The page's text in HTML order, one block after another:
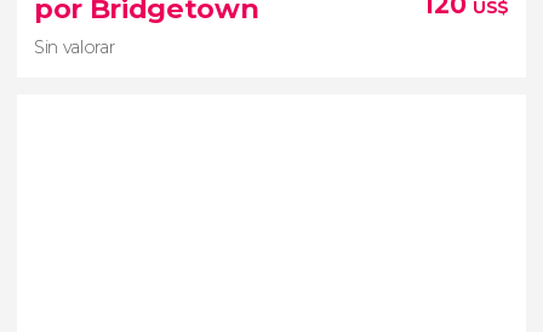
ciudad
Humanidad
por Bridgetown
Sin valorar
US$